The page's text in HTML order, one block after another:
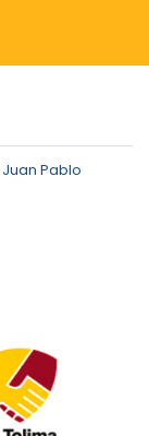
Juan Pablo